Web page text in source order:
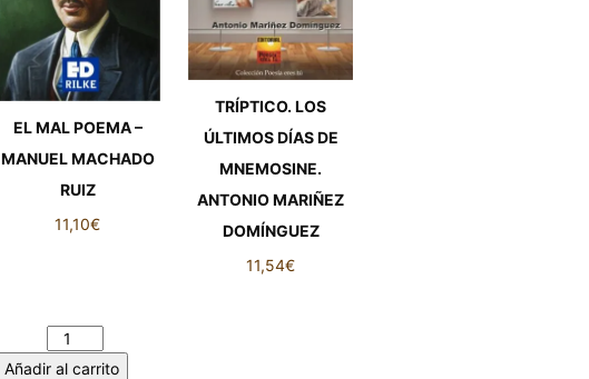
EL MAL POEMA –
MANUEL MACHADO
RUIZ
11,10€
Añadir al carrito
TRÍPTICO. LOS
ÚLTIMOS DÍAS DE
MNEMOSINE.
ANTONIO MARIÑEZ
DOMÍNGUEZ
11,54€